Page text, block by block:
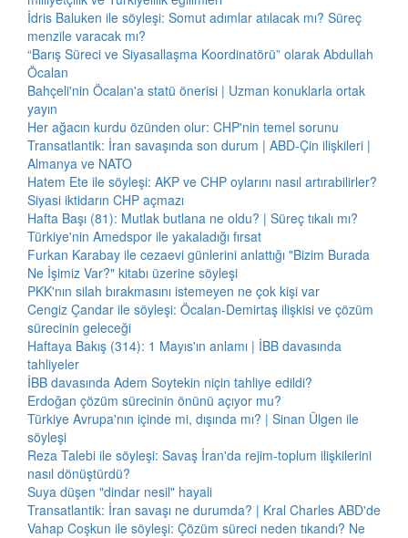
İdris Baluken ile söyleşi: Somut adımlar atılacak mı? Süreç
menzile varacak mı?
“Barış Süreci ve Siyasallaşma Koordinatörü” olarak Abdullah
Öcalan
Bahçeli'nin Öcalan'a statü önerisi | Uzman konuklarla ortak
yayın
Her ağacın kurdu özünden olur: CHP'nin temel sorunu
Transatlantik: İran savaşında son durum | ABD-Çin ilişkileri |
Almanya ve NATO
Hatem Ete ile söyleşi: AKP ve CHP oylarını nasıl artırabilirler?
Siyasi iktidarın CHP açmazı
Hafta Başı (81): Mutlak butlana ne oldu? | Süreç tıkalı mı?
Türkiye'nin Amedspor ile yakaladığı fırsat
Furkan Karabay ile cezaevi günlerini anlattığı "Bizim Burada
Ne İşimiz Var?" kitabı üzerine söyleşi
PKK'nın silah bırakmasını istemeyen ne çok kişi var
Cengiz Çandar ile söyleşi: Öcalan-Demirtaş ilişkisi ve çözüm
sürecinin geleceği
Haftaya Bakış (314): 1 Mayıs'ın anlamı | İBB davasında
tahliyeler
İBB davasında Adem Soytekin niçin tahliye edildi?
Erdoğan çözüm sürecinin önünü açıyor mu?
Türkiye Avrupa'nın içinde mi, dışında mı? | Sinan Ülgen ile
söyleşi
Reza Talebi ile söyleşi: Savaş İran'da rejim-toplum ilişkilerini
nasıl dönüştürdü?
Suya düşen "dindar nesil" hayali
Transatlantik: İran savaşı ne durumda? | Kral Charles ABD'de
Vahap Coşkun ile söyleşi: Çözüm süreci neden tıkandı? Ne